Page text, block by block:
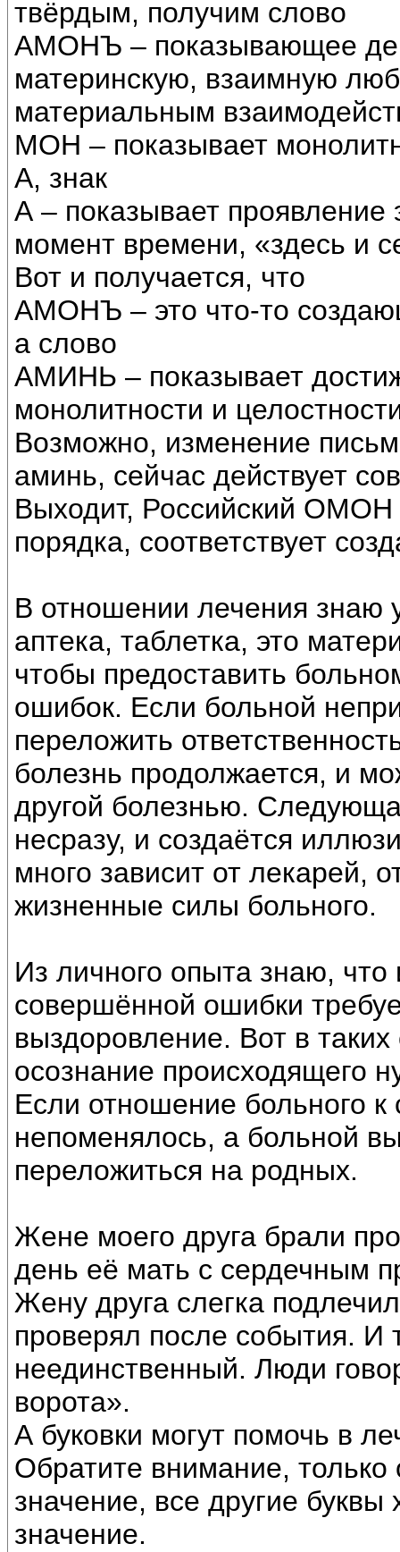
твёрдым, получим слово
АМОНЪ – показывающее
материнскую, взаимную
материальным
МОН – показывает
А, знак
А – показывает
момент времени, «здесь и
Вот и получается, что
АМОНЪ – это что-то
а слово
АМИНЬ – показывает
монолитности и
Возможно, изменение
аминь, сейчас действует
Выходит, Российский ОМОН
порядка, соответствует
В отношении лечения знаю
аптека, таблетка, это
чтобы предоставить
ошибок. Если больной
переложить
болезнь продолжается, и
другой болезнью.
несразу, и создаётся
много зависит от лекарей,
жизненные силы больного.
Из личного опыта знаю, что
совершённой ошибки
выздоровление. Вот в
осознание происходящего
Если отношение больного к
непоменялось, а больной
переложиться на родных.
Жене моего друга брали
день её мать с сердечным
Жену друга слегка
проверял после события. И
неединственный. Люди
ворота».
А буковки могут помочь в
Обратите внимание,
значение, все другие
значение.